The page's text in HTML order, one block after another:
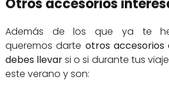
Otros accesorios
Además de los que ya te
queremos darte otros accesorios
debes llevarsi o si durante tus
este verano y son: